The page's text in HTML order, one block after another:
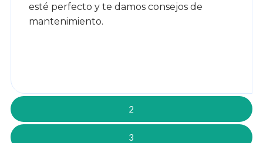
2
3
esté perfecto y te damos consejos de
mantenimiento.